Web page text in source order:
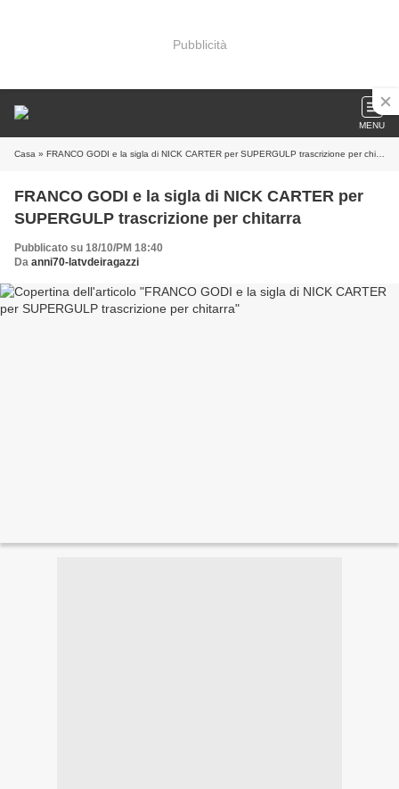
Pubblicità
MENU
Casa » FRANCO GODI e la sigla di NICK CARTER per SUPERGULP trascrizione per chitarra
FRANCO GODI e la sigla di NICK CARTER per
SUPERGULP trascrizione per chitarra
Pubblicato su 18/10/PM 18:40
Da anni70-latvdeiragazzi